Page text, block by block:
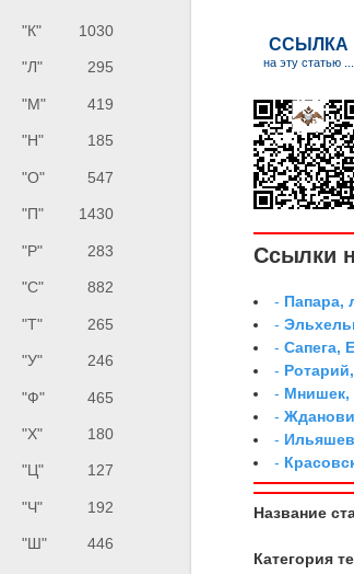
"К" 1030
"Л" 295
"М" 419
"Н" 185
"О" 547
"П" 1430
"Р" 283
"С" 882
"Т" 265
"У" 246
"Ф" 465
"Х" 180
"Ц" 127
"Ч" 192
"Ш" 446
Ссылки
- Папара,
-
-Сапега,
-
- Мнишек,
-
-
-
Название
Категория